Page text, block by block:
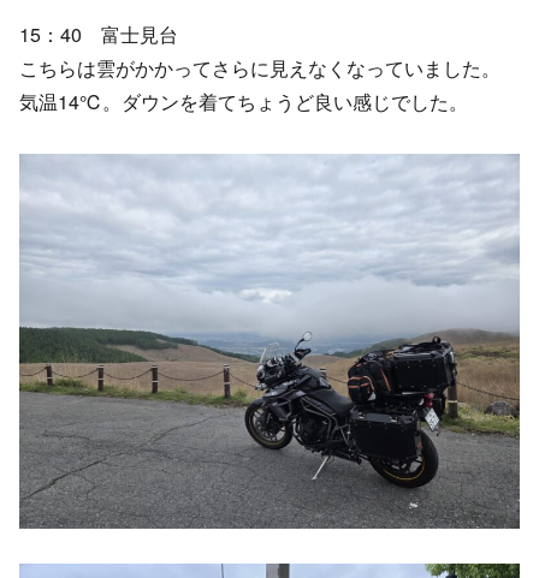
15：40 富士見台
こちらは雲がかかってさらに見えなくなっていました。
気温14℃。ダウンを着てちょうど良い感じでした。